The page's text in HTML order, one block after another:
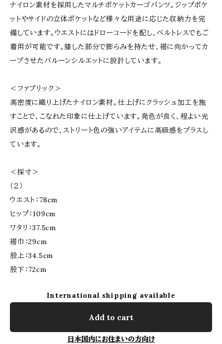
ナイロン素材を採用したマルチポケットカーゴパンツ。ジップポケ
ットやサイドの立体ポケットなど様々な用途に応じた収納力を完
備しています。ウエストにはドローコードを配し、ベルトレスでもご
着用が可能です。膝した部分で膨らみを持たせ、裾に向かってカ
ーブさせたバルーンシルエットに設計しています。
＜ファブリック＞
高密度に織り上げたナイロン素材。仕上げにクラッシュ加工を施
すことで、こなれた印象に仕上げています。発色が良く、程よい光
沢感があるので、ストリート色の強いアイテムに高級感をプラスし
ています。
＜採寸＞
（２）
ウエスト：78cm
ヒップ：109cm
ワタリ：37.5cm
裾巾：29cm
股上：34.5cm
股下：72cm
International shipping available
Add to cart
日本国内にお住まいの方向け